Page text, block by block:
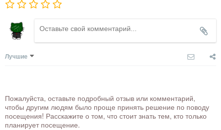
Лучшие
Пожалуйста, оставьте подробный отзыв или комментарий,
чтобы другим людям было проще принять решение по поводу
посещения! Расскажите о том, что стоит знать тем, кто только
планирует посещение.